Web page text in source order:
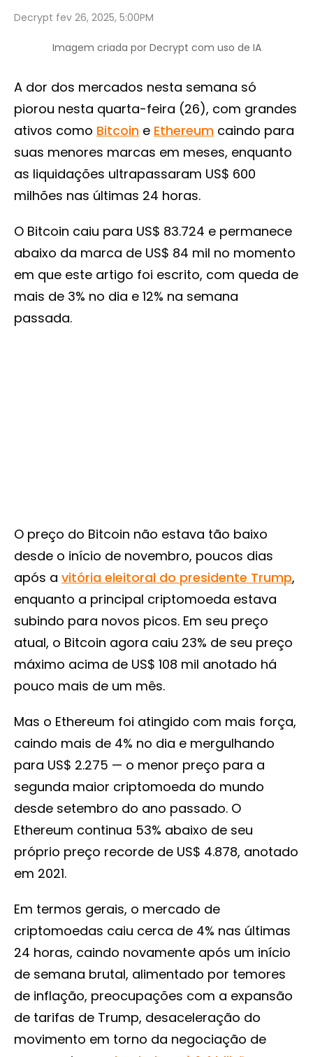
Decrypt fev 26, 2025, 5:00PM
Imagem criada por Decrypt com uso de IA
A dor dos mercados nesta semana só
piorou nesta quarta-feira (26), com grandes
ativos como Bitcoin e Ethereum caindo para
suas menores marcas em meses, enquanto
as liquidações ultrapassaram US$ 600
milhões nas últimas 24 horas.
O Bitcoin caiu para US$ 83.724 e permanece
abaixo da marca de US$ 84 mil no momento
em que este artigo foi escrito, com queda de
mais de 3% no dia e 12% na semana
passada.
O preço do Bitcoin não estava tão baixo
desde o início de novembro, poucos dias
após a vitória eleitoral do presidente Trump,
enquanto a principal criptomoeda estava
subindo para novos picos. Em seu preço
atual, o Bitcoin agora caiu 23% de seu preço
máximo acima de US$ 108 mil anotado há
pouco mais de um mês.
Mas o Ethereum foi atingido com mais força,
caindo mais de 4% no dia e mergulhando
para US$ 2.275 — o menor preço para a
segunda maior criptomoeda do mundo
desde setembro do ano passado. O
Ethereum continua 53% abaixo de seu
próprio preço recorde de US$ 4.878, anotado
em 2021.
Em termos gerais, o mercado de
criptomoedas caiu cerca de 4% nas últimas
24 horas, caindo novamente após um início
de semana brutal, alimentado por temores
de inflação, preocupações com a expansão
de tarifas de Trump, desaceleração do
movimento em torno da negociação de